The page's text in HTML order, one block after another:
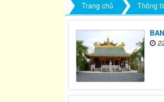
Trang chủ Thông